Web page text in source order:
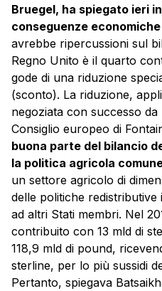
Bruegel, ha spiegato ieri
conseguenze
avrebbe ripercussioni sul
Regno Unito è il quarto
gode di una riduzione
(sconto). La riduzione,
negoziata con successo
Consiglio europeo di
buona parte del bilancio
la politica agricola
un settore agricolo di
delle politiche
ad altri Stati membri. Nel
contribuito con 13 mld di
118,9 mld di pound,
sterline, per lo più sussidi
Pertanto, spiegava